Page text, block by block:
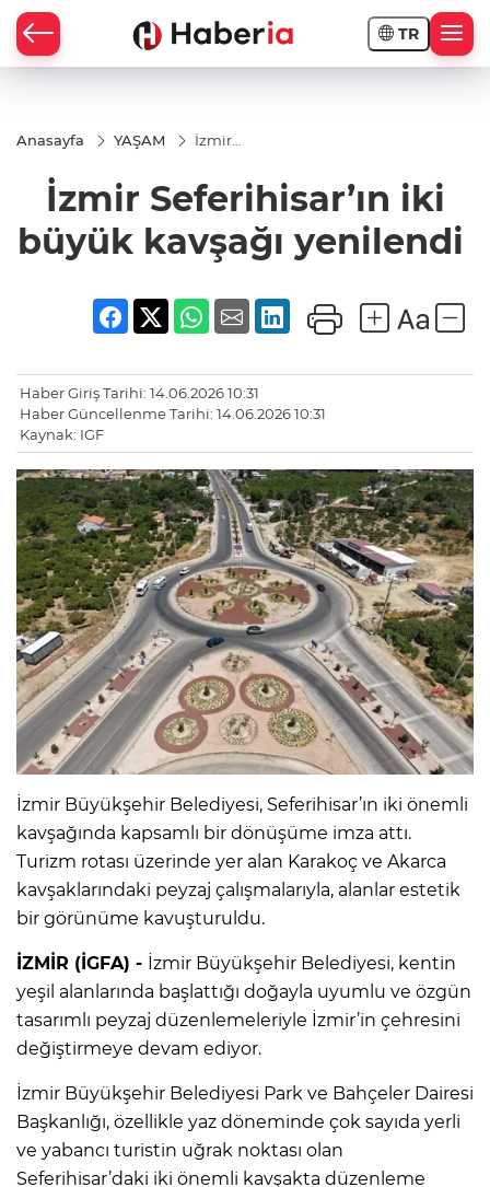
TR
Anasayfa YAŞAM
İzmir
kavşağı
yenilendi
İzmir Seferihisar’ın iki
büyük kavşağı yenilendi
Haber Giriş Tarihi: 14.06.2026 10:31
Haber Güncellenme Tarihi: 14.06.2026 10:31
Kaynak: IGF
İzmir Büyükşehir Belediyesi, Seferihisar’ın iki önemli
kavşağında kapsamlı bir dönüşüme imza attı.
Turizm rotası üzerinde yer alan Karakoç ve Akarca
kavşaklarındaki peyzaj çalışmalarıyla, alanlar estetik
bir görünüme kavuşturuldu.
İZMİR (İGFA) - İzmir Büyükşehir Belediyesi, kentin
yeşil alanlarında başlattığı doğayla uyumlu ve özgün
tasarımlı peyzaj düzenlemeleriyle İzmir’in çehresini
değiştirmeye devam ediyor.
İzmir Büyükşehir Belediyesi Park ve Bahçeler Dairesi
Başkanlığı, özellikle yaz döneminde çok sayıda yerli
ve yabancı turistin uğrak noktası olan
Seferihisar’daki iki önemli kavşakta düzenleme